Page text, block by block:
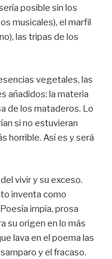
posible sin los
musicales), el marfil
las tripas de los
vegetales, las
añadidos: la materia
de los mataderos. Lo
si no estuvieran
horrible. Así es y será
vivir y su exceso.
inventa como
impía, prosa
su origen en lo más
lava en el poema las
y el fracaso.